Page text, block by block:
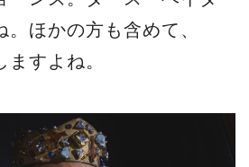
ほかの方も含めて、
すよね。